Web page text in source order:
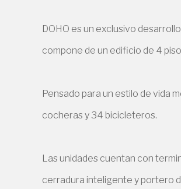
DOHO es un exclusivo
compone de un edificio de 4
Pensado para un estilo de vida
cocheras y 34 bicicleteros.
Las unidades cuentan con
cerradura inteligente y portero